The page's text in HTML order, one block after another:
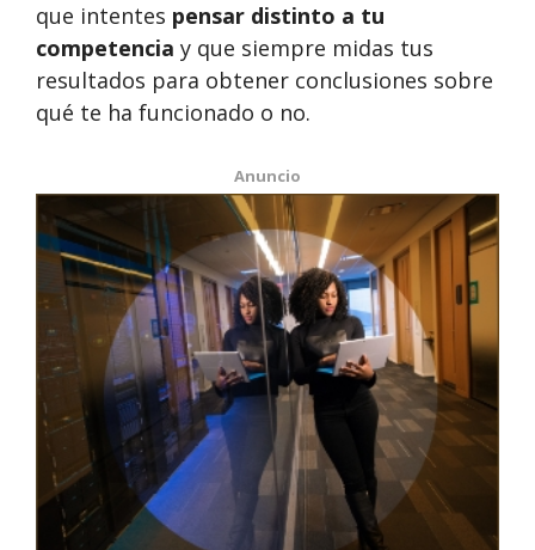
que intentes pensar distinto a tu
competencia y que siempre midas tus
resultados para obtener conclusiones sobre
qué te ha funcionado o no.
Anuncio